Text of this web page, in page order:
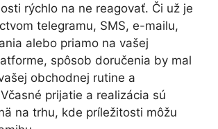
rýchlo na ne reagovať. Či už je
telegramu, SMS, e-mailu,
alebo priamo na vašej
spôsob doručenia by mal
obchodnej rutine a
prijatie a realizácia sú
na trhu, kde príležitosti môžu